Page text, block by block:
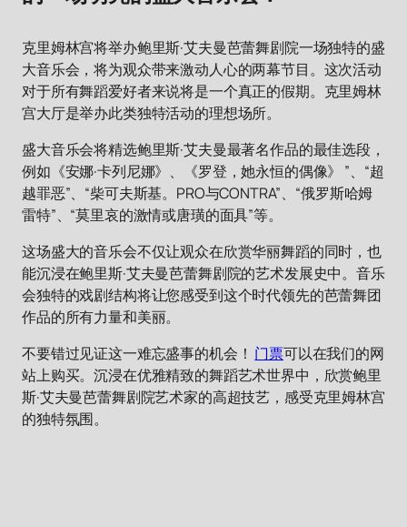
克里姆林宫将举办鲍里斯·艾夫曼芭蕾舞剧院一场独特的盛
大音乐会，将为观众带来激动人心的两幕节目。这次活动
对于所有舞蹈爱好者来说将是一个真正的假期。克里姆林
宫大厅是举办此类独特活动的理想场所。
盛大音乐会将精选鲍里斯·艾夫曼最著名作品的最佳选段，
例如《安娜·卡列尼娜》、《罗登，她永恒的偶像》 ”、“超
越罪恶”、“柴可夫斯基。PRO与CONTRA”、“俄罗斯哈姆
雷特”、“莫里哀的激情或唐璜的面具”等。
这场盛大的音乐会不仅让观众在欣赏华丽舞蹈的同时，也
能沉浸在鲍里斯·艾夫曼芭蕾舞剧院的艺术发展史中。音乐
会独特的戏剧结构将让您感受到这个时代领先的芭蕾舞团
作品的所有力量和美丽。
不要错过见证这一难忘盛事的机会！ 门票可以在我们的网
站上购买。沉浸在优雅精致的舞蹈艺术世界中，欣赏鲍里
斯·艾夫曼芭蕾舞剧院艺术家的高超技艺，感受克里姆林宫
的独特氛围。